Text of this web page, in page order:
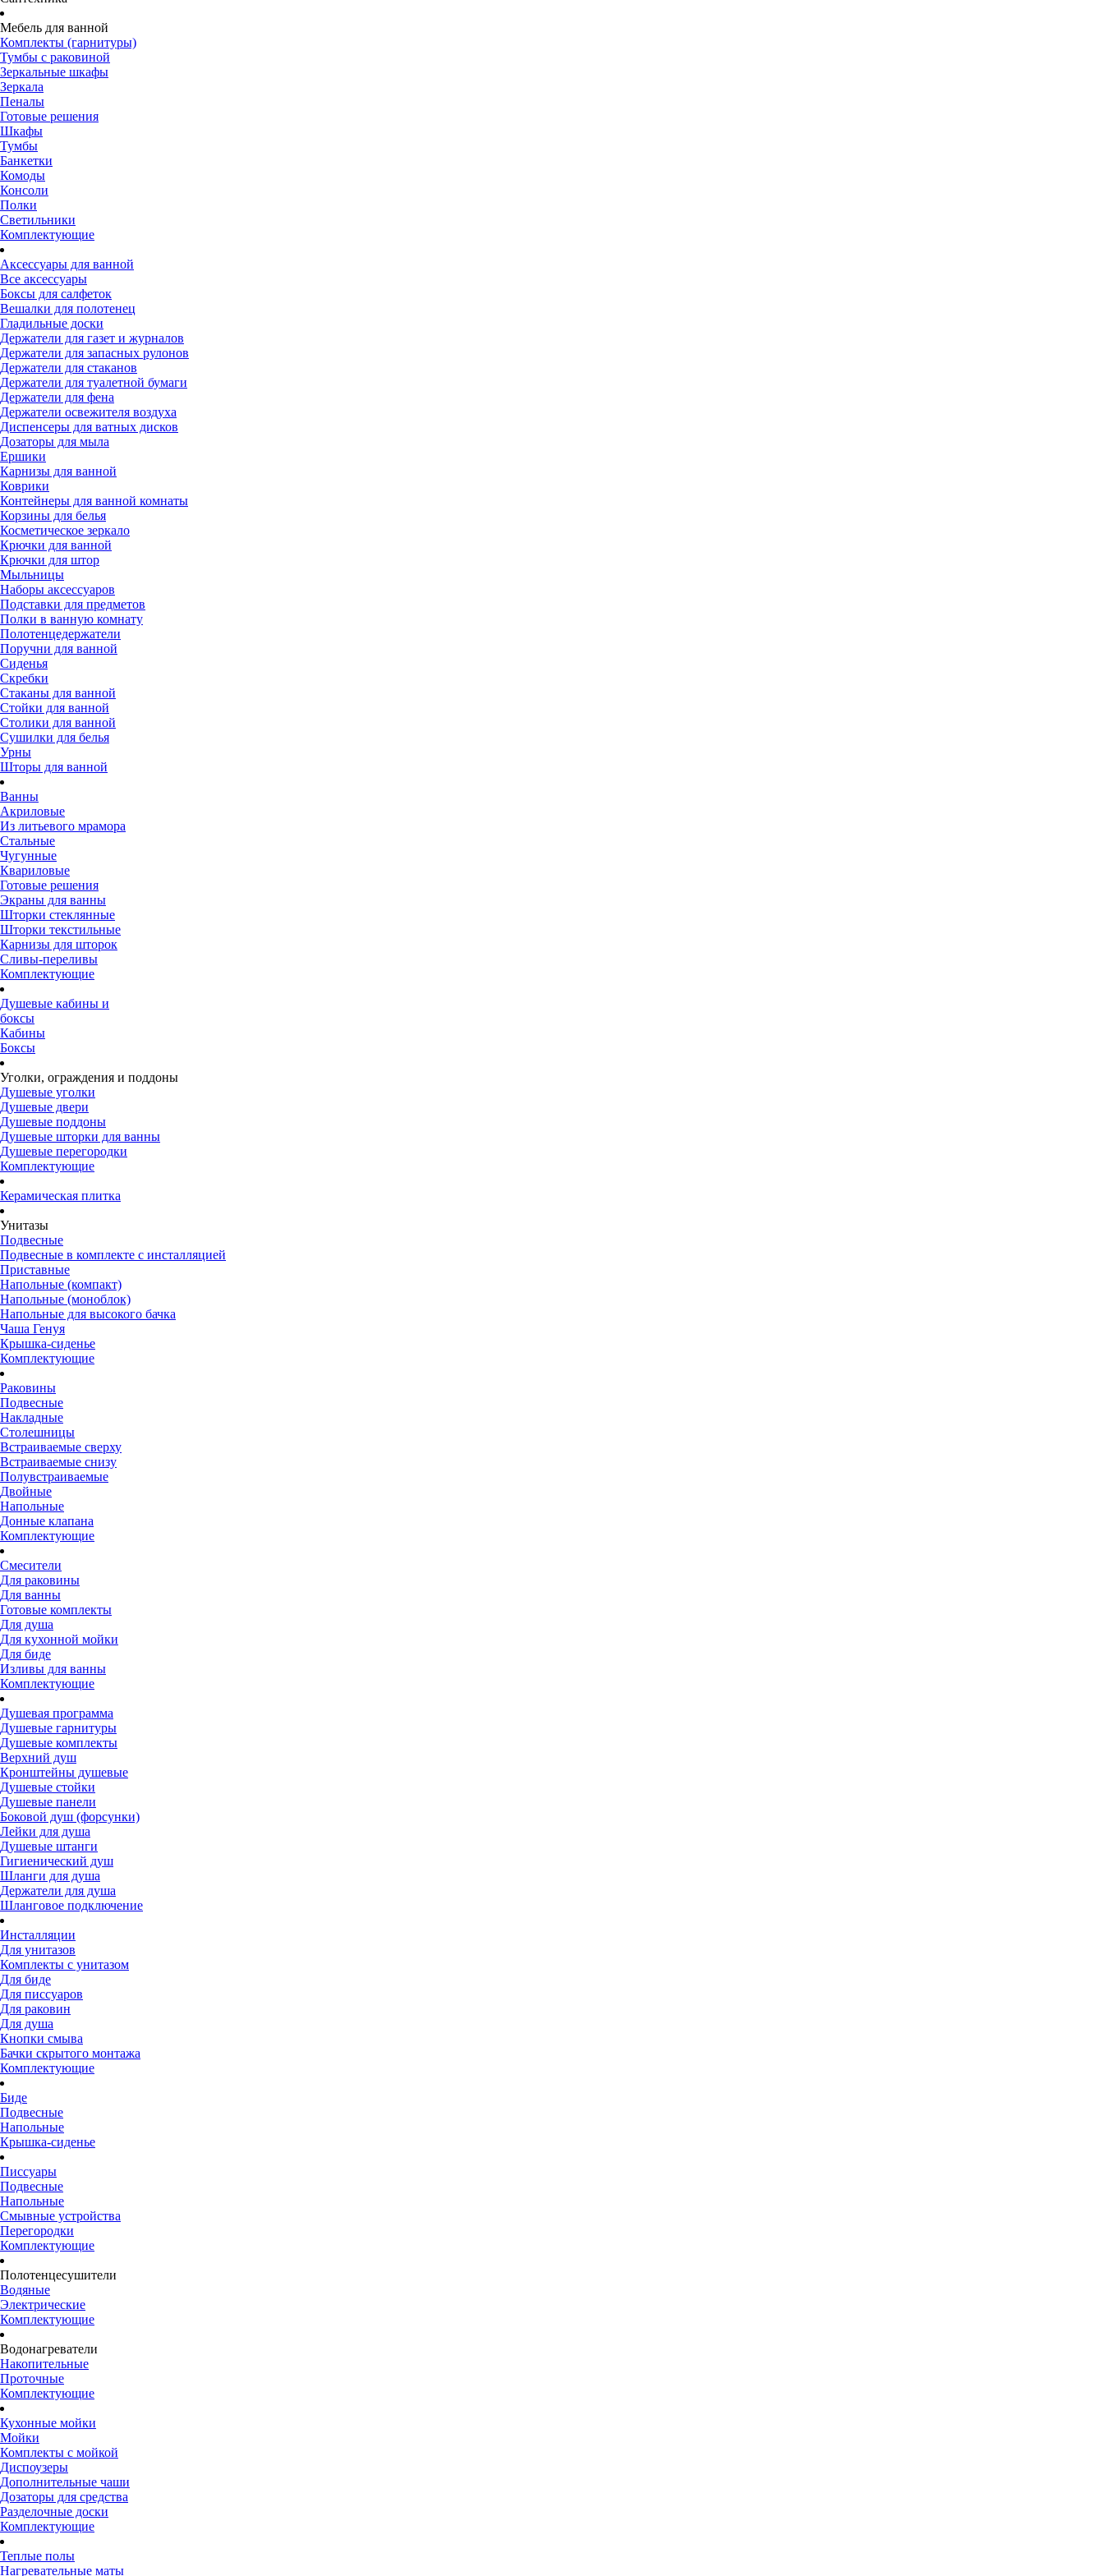
Мебель для ванной
Комплекты (гарнитуры)
Тумбы с раковиной
Зеркальные шкафы
Зеркала
Пеналы
Готовые решения
Шкафы
Тумбы
Банкетки
Комоды
Консоли
Полки
Светильники
Комплектующие
Аксессуары для ванной
Все аксессуары
Боксы для салфеток
Вешалки для полотенец
Гладильные доски
Держатели для газет и журналов
Держатели для запасных рулонов
Держатели для стаканов
Держатели для туалетной бумаги
Держатели для фена
Держатели освежителя воздуха
Диспенсеры для ватных дисков
Дозаторы для мыла
Ершики
Карнизы для ванной
Коврики
Контейнеры для ванной комнаты
Корзины для белья
Косметическое зеркало
Крючки для ванной
Крючки для штор
Мыльницы
Наборы аксессуаров
Подставки для предметов
Полки в ванную комнату
Полотенцедержатели
Поручни для ванной
Сиденья
Скребки
Стаканы для ванной
Стойки для ванной
Столики для ванной
Сушилки для белья
Урны
Шторы для ванной
Ванны
Акриловые
Из литьевого мрамора
Стальные
Чугунные
Квариловые
Готовые решения
Экраны для ванны
Шторки стеклянные
Шторки текстильные
Карнизы для шторок
Сливы-переливы
Комплектующие
Душевые кабины и
боксы
Кабины
Боксы
Уголки, ограждения и поддоны
Душевые уголки
Душевые двери
Душевые поддоны
Душевые шторки для ванны
Душевые перегородки
Комплектующие
Керамическая плитка
Унитазы
Подвесные
Подвесные в комплекте с инсталляцией
Приставные
Напольные (компакт)
Напольные (моноблок)
Напольные для высокого бачка
Чаша Генуя
Крышка-сиденье
Комплектующие
Раковины
Подвесные
Накладные
Столешницы
Встраиваемые сверху
Встраиваемые снизу
Полувстраиваемые
Двойные
Напольные
Донные клапана
Комплектующие
Смесители
Для раковины
Для ванны
Готовые комплекты
Для душа
Для кухонной мойки
Для биде
Изливы для ванны
Комплектующие
Душевая программа
Душевые гарнитуры
Душевые комплекты
Верхний душ
Кронштейны душевые
Душевые стойки
Душевые панели
Боковой душ (форсунки)
Лейки для душа
Душевые штанги
Гигиенический душ
Шланги для душа
Держатели для душа
Шланговое подключение
Инсталляции
Для унитазов
Комплекты с унитазом
Для биде
Для писсуаров
Для раковин
Для душа
Кнопки смыва
Бачки скрытого монтажа
Комплектующие
Биде
Подвесные
Напольные
Крышка-сиденье
Писсуары
Подвесные
Напольные
Смывные устройства
Перегородки
Комплектующие
Полотенцесушители
Водяные
Электрические
Комплектующие
Водонагреватели
Накопительные
Проточные
Комплектующие
Кухонные мойки
Мойки
Комплекты с мойкой
Диспоузеры
Дополнительные чаши
Дозаторы для средства
Разделочные доски
Комплектующие
Теплые полы
Нагревательные маты